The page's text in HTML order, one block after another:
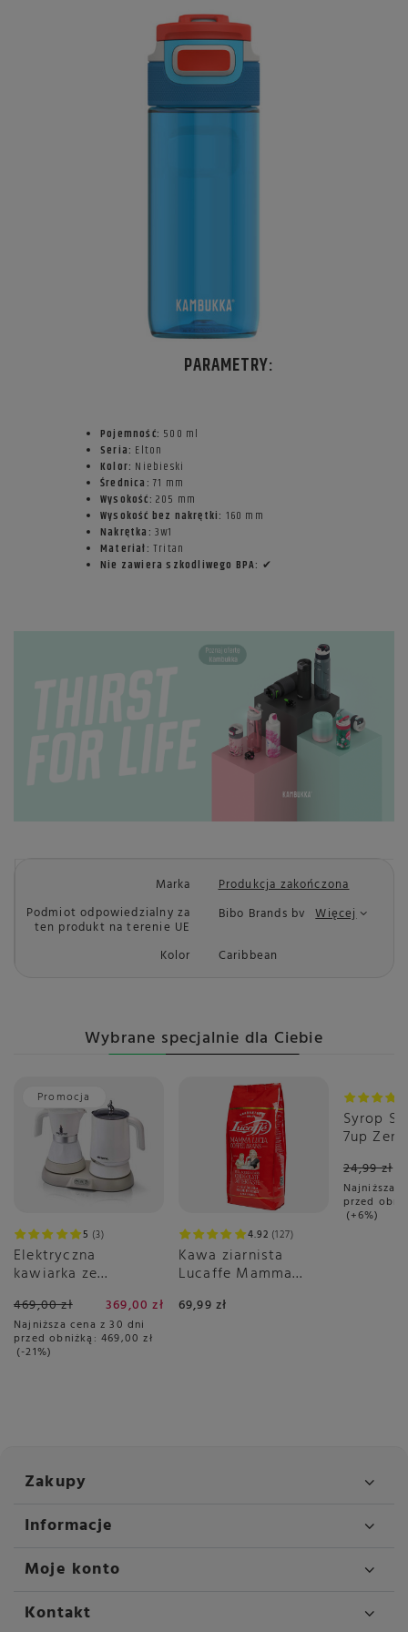
PARAMETRY:
Pojemność: 500 ml
Seria: Elton
Kolor: Niebieski
Średnica: 71 mm
Wysokość: 205 mm
Wysokość bez nakrętki: 160 mm
Nakrętka: 3w1
Materiał: Tritan
Nie zawiera szkodliwego BPA: ✔
Marka
Produkcja zakończona
Podmiot odpowiedzialny za
ten produkt na terenie UE
Bibo Brands bv Więcej
Kolor Caribbean
Wybrane specjalnie dla Ciebie
Promocja
5 3
Elektryczna
kawiarka ze
1344 - Breakfast
Station 3w1
469,00 zł 369,00 zł
Najniższa cena z 30 dni
przed obniżką: 469,00 zł
-21%
4.92 127
Kawa ziarnista
Lucaffe Mamma
69,99 zł
Okazja
Syrop
7up
24,99 zł
Najniższa
przed
+6%
Zakupy
Informacje
Moje konto
Kontakt